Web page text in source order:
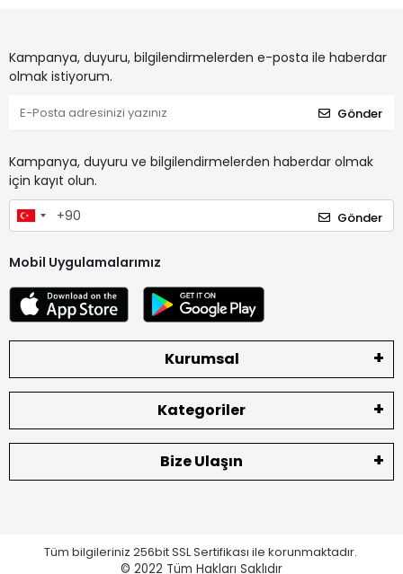
Kampanya, duyuru, bilgilendirmelerden e-posta ile haberdar
olmak istiyorum.
Gönder
Kampanya, duyuru ve bilgilendirmelerden haberdar olmak
için kayıt olun.
Gönder
Mobil Uygulamalarımız
Kurumsal
Kategoriler
Bize Ulaşın
Tüm bilgileriniz 256bit SSL Sertifikası ile korunmaktadır.
© 2022 Tüm Hakları Saklıdır